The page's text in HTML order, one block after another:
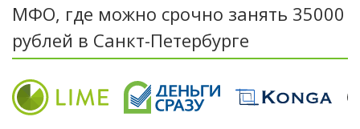
МФО, где можно срочно занять 35000
рублей в Санкт-Петербурге